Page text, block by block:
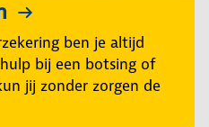
ben je altijd
bij een botsing of
jij zonder zorgen de